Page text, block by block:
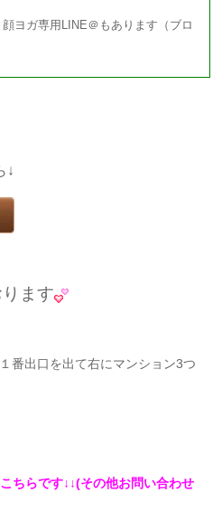
もあります（ブロ
↓
ます
番出口を出て右にマンション3つ
ちらです↓↓(その他お問い合わせ